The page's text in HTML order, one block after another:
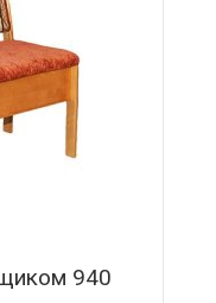
940